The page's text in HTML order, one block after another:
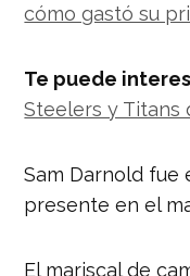
cómo gastó su
Te puede
Steelers y Titans
Sam Darnold fue
presente en el
El mariscal de